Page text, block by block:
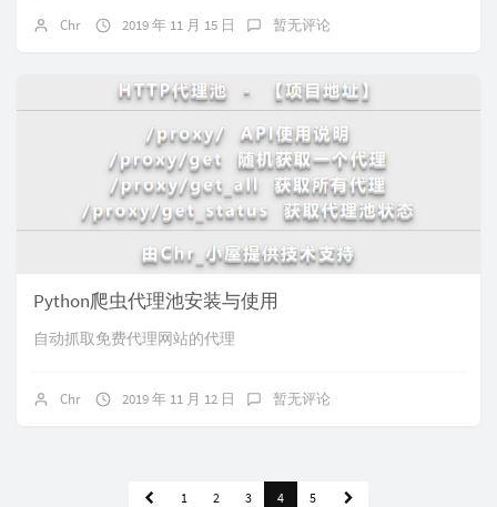
Chr 2019 年 11 月 15 日 暂无评论
Python爬虫代理池安装与使用
自动抓取免费代理网站的代理
Chr 2019 年 11 月 12 日 暂无评论
1 2 3 4 5